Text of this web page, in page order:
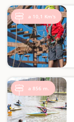
a 10,1 Km's
a 856 m.